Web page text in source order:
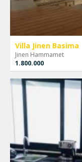
Villa Jinen Basima
Jinen Hammamet
1.800.000